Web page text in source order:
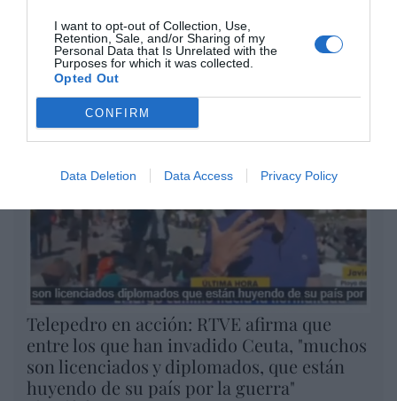
I want to opt-out of Collection, Use,
Retention, Sale, and/or Sharing of my
Personal Data that Is Unrelated with the
Purposes for which it was collected.
Opted Out
CONFIRM
Data Deletion Data Access Privacy Policy
Confiad: yo he vencido al mundo
Eulogio López
Argumentos
Telepedro en acción: RTVE afirma que
entre los que han invadido Ceuta, "muchos
son licenciados y diplomados, que están
huyendo de su país por la guerra"